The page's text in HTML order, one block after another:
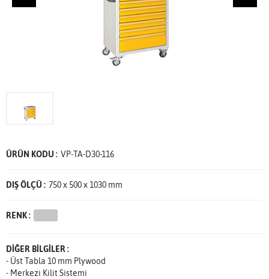
ÜRÜN KODU : VP-TA-D30-116
DIŞ ÖLÇÜ : 750 x 500 x 1030 mm
RENK :
DİĞER BİLGİLER :
- Üst Tabla 10 mm Plywood
- Merkezi Kilit Sistemi